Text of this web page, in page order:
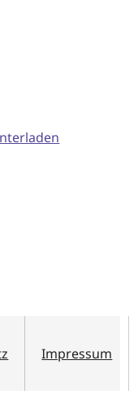
Impressum